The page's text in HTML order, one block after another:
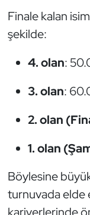
Finale kalan
şekilde:
4. olan:
3. olan:
2. olan
1. olan
Böylesine
turnuvada elde
kariyerlerinde
Vücut
Wushu
Yelken
Yüzme